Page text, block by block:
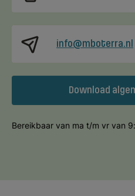
info@mboterra.nl
Download
Bereikbaar van ma t/m vr van